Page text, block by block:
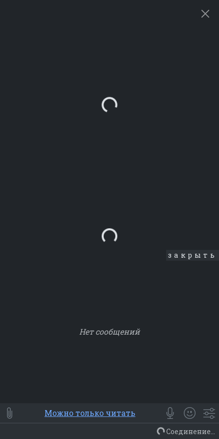
Loading... закрыть
Нет сообщений
⭐ Мои Smile
😀 Emoji
Смайлики
Люди Животные Еда Объекты
Можно только читать
Соединение...